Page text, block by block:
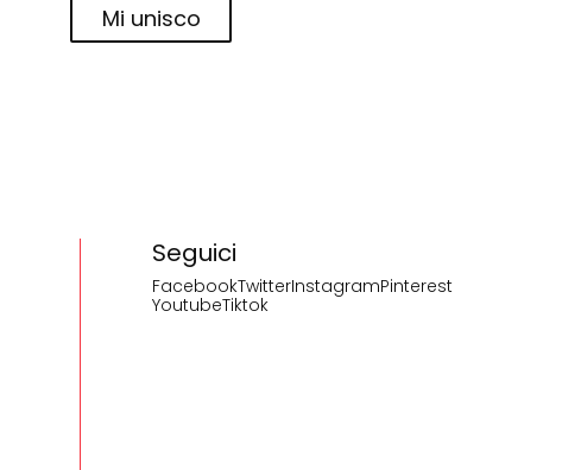
Mi unisco
Seguici
FacebookTwitterInstagramPinterest
YoutubeTiktok